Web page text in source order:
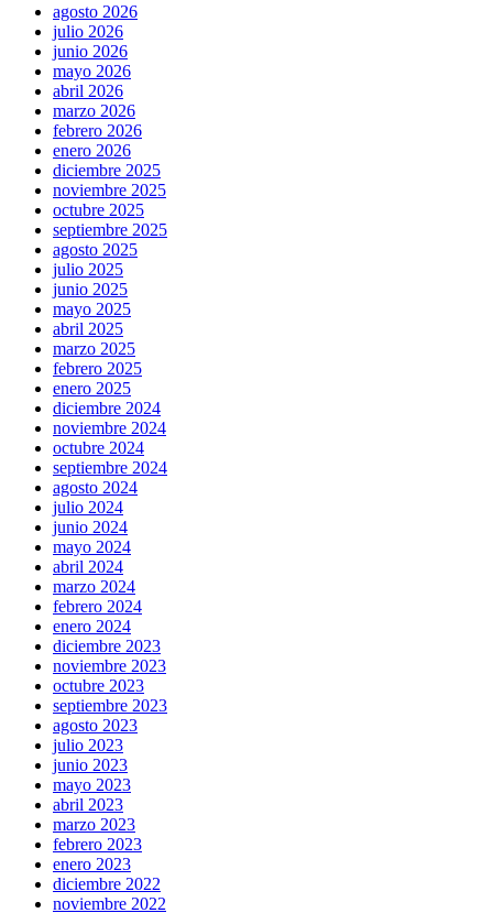
agosto 2026
julio 2026
junio 2026
mayo 2026
abril 2026
marzo 2026
febrero 2026
enero 2026
diciembre 2025
noviembre 2025
octubre 2025
septiembre 2025
agosto 2025
julio 2025
junio 2025
mayo 2025
abril 2025
marzo 2025
febrero 2025
enero 2025
diciembre 2024
noviembre 2024
octubre 2024
septiembre 2024
agosto 2024
julio 2024
junio 2024
mayo 2024
abril 2024
marzo 2024
febrero 2024
enero 2024
diciembre 2023
noviembre 2023
octubre 2023
septiembre 2023
agosto 2023
julio 2023
junio 2023
mayo 2023
abril 2023
marzo 2023
febrero 2023
enero 2023
diciembre 2022
noviembre 2022